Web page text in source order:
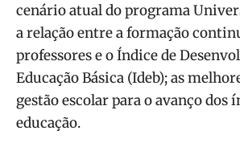
cenário atual do programa
a relação entre a formação
professores e o Índice de
Educação Básica (Ideb); as
gestão escolar para o avanço dos
educação.